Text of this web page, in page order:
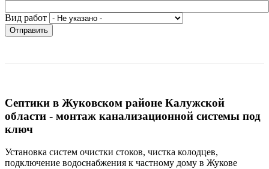
Вид работ
Отправить
Септики в Жуковском районе Калужской
области - монтаж канализационной системы под
ключ
Установка систем очистки стоков, чистка колодцев,
подключение водоснабжения к частному дому в Жукове